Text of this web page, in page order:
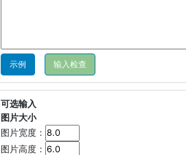
示例
可选输入
图片大小
图片宽度：
图片高度：